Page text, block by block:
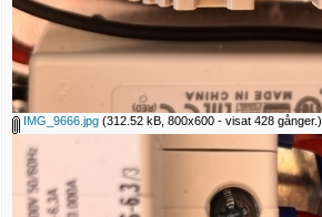
IMG_9666.jpg (312.52 kB, 800x600 - visat 428 gånger.)